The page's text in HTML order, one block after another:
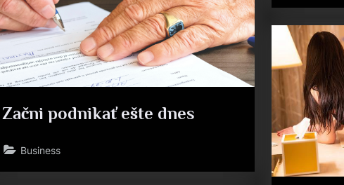
Začni podnikať ešte dnes
Business